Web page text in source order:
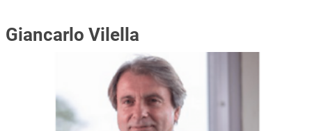
Giancarlo Vilella